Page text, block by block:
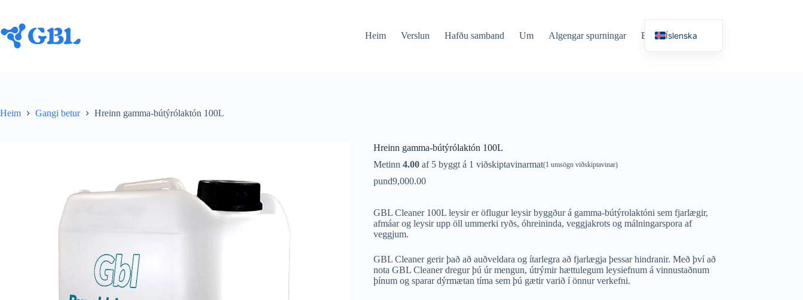
efnið
Heim Verslun Hafðu samband Um Algengar spurningar Blogg Mál
Heim Gangi betur Hreinn gamma-bútýrólaktón 100L
Hreinn gamma-bútýrólaktón 100L
Metinn 4.00af 5 byggt á 1 viðskiptavinarmat(1 umsögn viðskiptavinar)
pund9,000.00
GBL Cleaner 100L leysir er öflugur leysir byggður á gamma-bútýrolaktóni sem fjarlægir,
afmáar og leysir upp öll ummerki ryðs, óhreininda, veggjakrots og málningarspora af
veggjum.
GBL Cleaner gerir það að auðveldara og ítarlegra að fjarlægja þessar hindranir. Með því að
nota GBL Cleaner dregur þú úr mengun, útrýmir hættulegum leysiefnum á vinnustaðnum
þínum og sparar dýrmætan tíma sem þú gætir varið í önnur verkefni.
Íslenska
简体中文
Polski